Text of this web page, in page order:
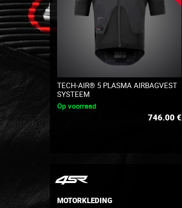
TECH-AIR® 5 PLASMA AIRBAGVEST
SYSTEEM
Op voorraad
746.00€
MOTORKLEDING